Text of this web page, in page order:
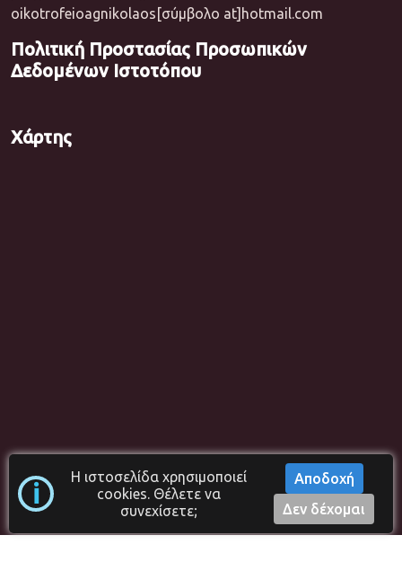
i
Η ιστοσελίδα χρησιμοποιεί
cookies. Θέλετε να
συνεχίσετε;
Αποδοχή
Δεν δέχομαι
oikotrofeioagnikolaos[σύμβολο at]hotmail.com
Πολιτική Προστασίας Προσωπικών
Δεδομένων Ιστοτόπου
Χάρτης
Copyright ©2023-2024 | Programmer N. Cabilis- v. 4.4.4